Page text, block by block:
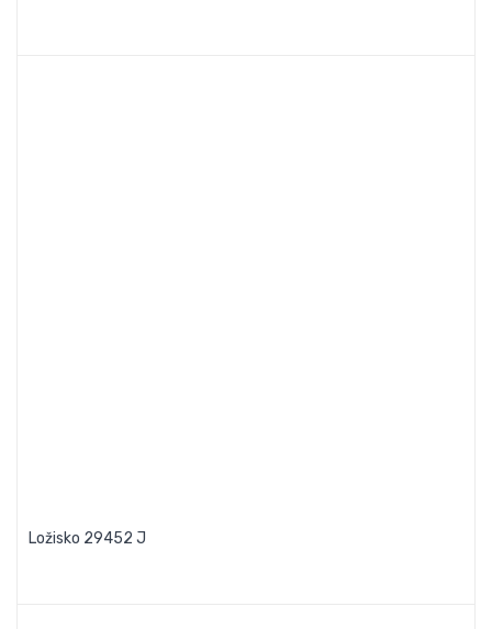
Ložisko 29452 J